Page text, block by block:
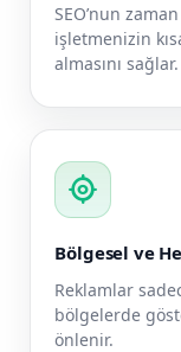
SEO’nun
işletmenizin
almasını sağlar.
my_location
Bölgesel ve
Reklamlar
bölgelerde
önlenir.